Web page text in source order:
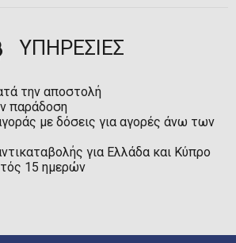
ΥΠΗΡΕΣΙΕΣ
την αποστολή
παράδοση
με δόσεις για αγορές άνω των
για Ελλάδα και Κύπρο
15 ημερών